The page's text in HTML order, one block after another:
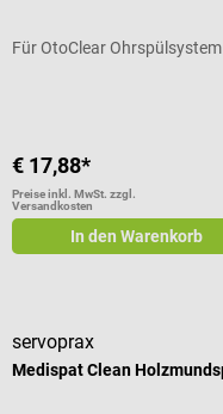
Für OtoClear Ohrspülsystem
€ 17,88*
Preise inkl. MwSt. zzgl.
Versandkosten
In den Warenkorb
servoprax
Medispat Clean